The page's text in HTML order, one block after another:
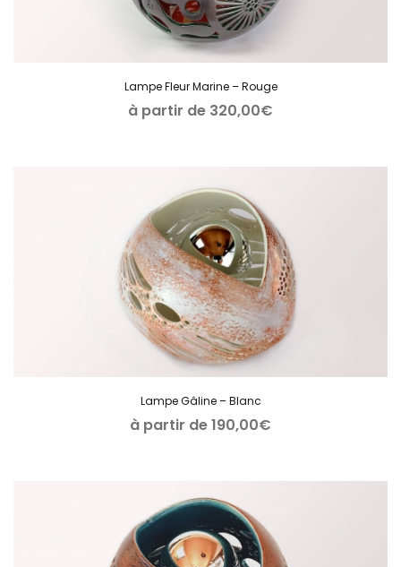
Lampe Fleur Marine – Rouge
à partir de 320,00€
Lampe Gâline – Blanc
à partir de190,00€